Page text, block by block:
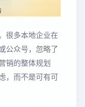
很多本地企业在
公众号，忽略了
销的整体规划
，而不是可有可